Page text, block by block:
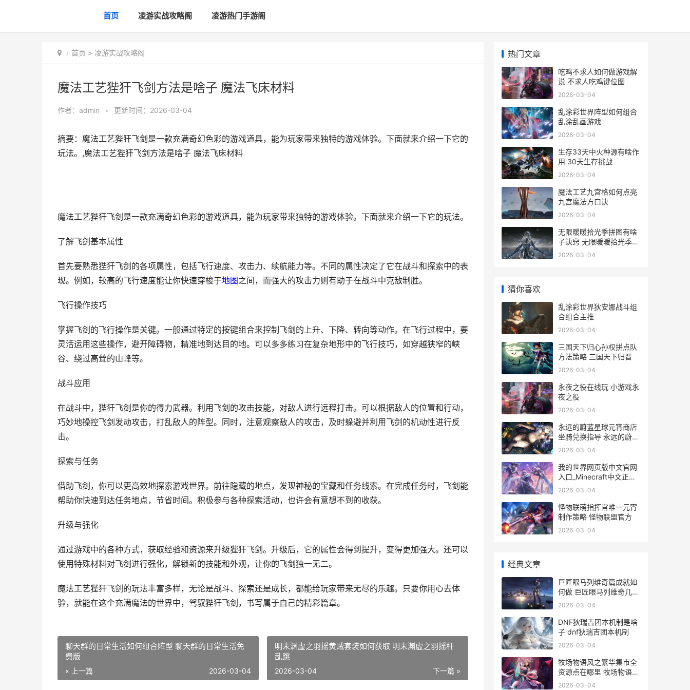
首页 凌游实战攻略阁 凌游热门手游阁
首页 > 凌游实战攻略阁
魔法工艺狴犴飞剑方法是啥子 魔法飞床材料
作者： admin • 更新时间：2026-03-04
摘要：魔法工艺狴犴飞剑是一款充满奇幻色彩的游戏道具，能为玩家带来独特的游戏体验。下面就来介绍一下它的
玩法。,魔法工艺狴犴飞剑方法是啥子 魔法飞床材料
魔法工艺狴犴飞剑是一款充满奇幻色彩的游戏道具，能为玩家带来独特的游戏体验。下面就来介绍一下它的玩法。
了解飞剑基本属性
首先要熟悉狴犴飞剑的各项属性，包括飞行速度、攻击力、续航能力等。不同的属性决定了它在战斗和探索中的表
现。例如，较高的飞行速度能让你快速穿梭于地图之间，而强大的攻击力则有助于在战斗中克敌制胜。
飞行操作技巧
掌握飞剑的飞行操作是关键。一般通过特定的按键组合来控制飞剑的上升、下降、转向等动作。在飞行过程中，要
灵活运用这些操作，避开障碍物，精准地到达目的地。可以多多练习在复杂地形中的飞行技巧，如穿越狭窄的峡
谷、绕过高耸的山峰等。
战斗应用
在战斗中，狴犴飞剑是你的得力武器。利用飞剑的攻击技能，对敌人进行远程打击。可以根据敌人的位置和行动，
巧妙地操控飞剑发动攻击，打乱敌人的阵型。同时，注意观察敌人的攻击，及时躲避并利用飞剑的机动性进行反
击。
探索与任务
借助飞剑，你可以更高效地探索游戏世界。前往隐藏的地点，发现神秘的宝藏和任务线索。在完成任务时，飞剑能
帮助你快速到达任务地点，节省时间。积极参与各种探索活动，也许会有意想不到的收获。
升级与强化
通过游戏中的各种方式，获取经验和资源来升级狴犴飞剑。升级后，它的属性会得到提升，变得更加强大。还可以
使用特殊材料对飞剑进行强化，解锁新的技能和外观，让你的飞剑独一无二。
魔法工艺狴犴飞剑的玩法丰富多样，无论是战斗、探索还是成长，都能给玩家带来无尽的乐趣。只要你用心去体
验，就能在这个充满魔法的世界中，驾驭狴犴飞剑，书写属于自己的精彩篇章。
聊天群的日常生活如何组合阵型 聊天群的日常生活免
费版
« 上一篇 2026-03-04
明末渊虚之羽摇黄贼套装如何获取 明末渊虚之羽摇杆
乱跳
下一篇 »
2026-03-04
热门文章
吃鸡不求人如何做游戏解
说 不求人吃鸡键位图
2026-03-04
乱涂彩世界阵型如何组合
乱涂乱画游戏
2026-03-04
生存33天中火种源有啥作
用 30天生存挑战
2026-03-04
魔法工艺九宫格如何点亮
九宫魔法方口诀
2026-03-04
无限暖暖拾光季拼图有啥
子诀窍 无限暖暖拾光季活
动
2026-03-04
猜你喜欢
乱涂彩世界狄安娜战斗组
合组合主推
2026-03-04
三国天下归心孙权拼点队
方法策略 三国天下归晋
2026-03-04
永夜之役在线玩 小游戏永
夜之役
2026-03-04
永远的蔚蓝星球元宵商店
坐骑兑换指导 永远的蔚蓝
星球破解版修改器
2026-03-04
我的世界网页版中文官网
入口_Minecraft中文正版
网页进入 我的世界网页版
2026-03-04
怪物联萌指挥官唯一元宵
制作策略 怪物联盟官方
2026-03-04
经典文章
巨匠眼马列维奇篇成就如
何做 巨匠眼马列维奇几何
谜题
2026-03-04
DNF狄瑞吉团本机制是啥
子 dnf狄瑞吉团本机制
2026-03-04
牧场物语风之繁华集市全
资源点在哪里 牧场物语风
之繁华集市金手指
2026-03-04